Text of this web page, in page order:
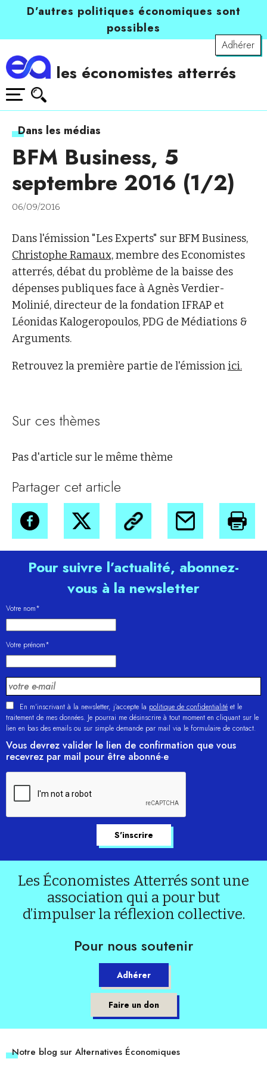
D’autres politiques économiques sont
possibles
Adhérer
les économistes atterrés
Dans les médias
BFM Business, 5
septembre 2016 (1/2)
06/09/2016
Dans l'émission "Les Experts" sur BFM Business,
Christophe Ramaux,membre des Economistes
atterrés, débat du problème de la baisse des
dépenses publiques face à Agnès Verdier-
Molinié, directeur de la fondation IFRAP et
Léonidas Kalogeropoulos, PDG de Médiations &
Arguments.
Retrouvez la première partie de l'émission ici.
Sur ces thèmes
Pas d'article sur le même thème
Partager cet article
Pour suivre l’actualité, abonnez-
vous à la newsletter
Votre nom*
Votre prénom*
En m'inscrivant à la newsletter, j’accepte la politique de confidentialité et le
traitement de mes données. Je pourrai me désinscrire à tout moment en cliquant sur le
lien en bas des emails ou sur simple demande par mail via le formulaire de contact.
Vous devrez valider le lien de confirmation que vous
recevrez par mail pour être abonné·e
Les Économistes Atterrés sont une
association qui a pour but
d’impulser la réflexion collective.
Pour nous soutenir
Adhérer
Faire un don
Notre blog sur Alternatives Économiques